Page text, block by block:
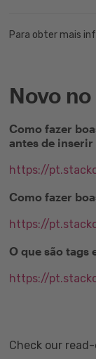
Para obter mais
Novo
Como fazer
antes de
https://
Como fazer
https://
O que são tags
https://
Check our